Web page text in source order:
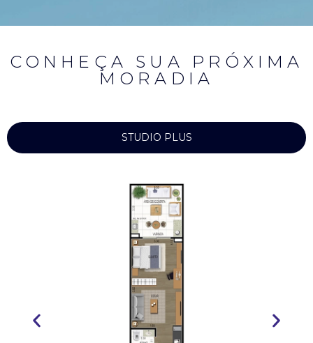
CONHEÇA SUA PRÓXIMA
MORADIA
STUDIO PLUS